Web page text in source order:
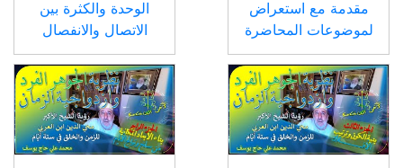
مقدمة مع استعراض
لموضوعات المحاضرة
الوحدة والكثرة بين
الاتصال والانفصال